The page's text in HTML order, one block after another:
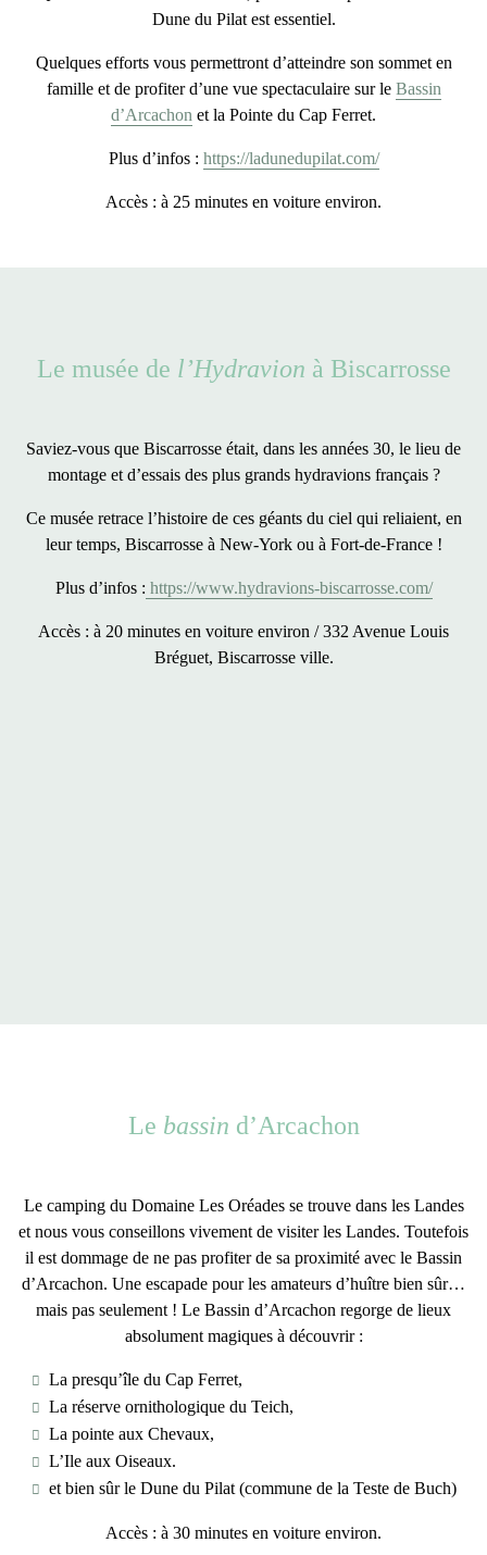
Dune du Pilat est essentiel.
Quelques efforts vous permettront d’atteindre son sommet en
famille et de profiter d’une vue spectaculairesur le Bassin
d’Arcachon et la Pointe du Cap Ferret.
Plus d’infos : https://ladunedupilat.com/
Accès : à 25 minutes en voiture environ.
Le musée de l’Hydravion à Biscarrosse
Saviez-vous que Biscarrosse était, dans les années 30, le lieu de
montage et d’essais des plus grands hydravions français?
Ce musée retrace l’histoire de ces géants du ciel qui reliaient, en
leur temps, Biscarrosse à New-York ou à Fort-de-France !
Plus d’infos : https://www.hydravions-biscarrosse.com/
Accès : à 20 minutes en voiture environ / 332 Avenue Louis
Bréguet, Biscarrosse ville.
Le bassin d’Arcachon
Le camping du Domaine Les Oréades se trouve dans les Landes
et nous vous conseillons vivement de visiter les Landes. Toutefois
il est dommage de ne pas profiter de sa proximité avec le Bassin
d’Arcachon. Une escapade pour les amateurs d’huître bien sûr…
mais pas seulement ! Le Bassin d’Arcachon regorge de lieux
absolument magiques à découvrir :
La presqu’île du Cap Ferret,
La réserve ornithologique du Teich,
La pointe aux Chevaux,
L’Ile aux Oiseaux.
et bien sûr le Dune du Pilat (commune de la Teste de Buch)
Accès : à 30 minutes en voiture environ.